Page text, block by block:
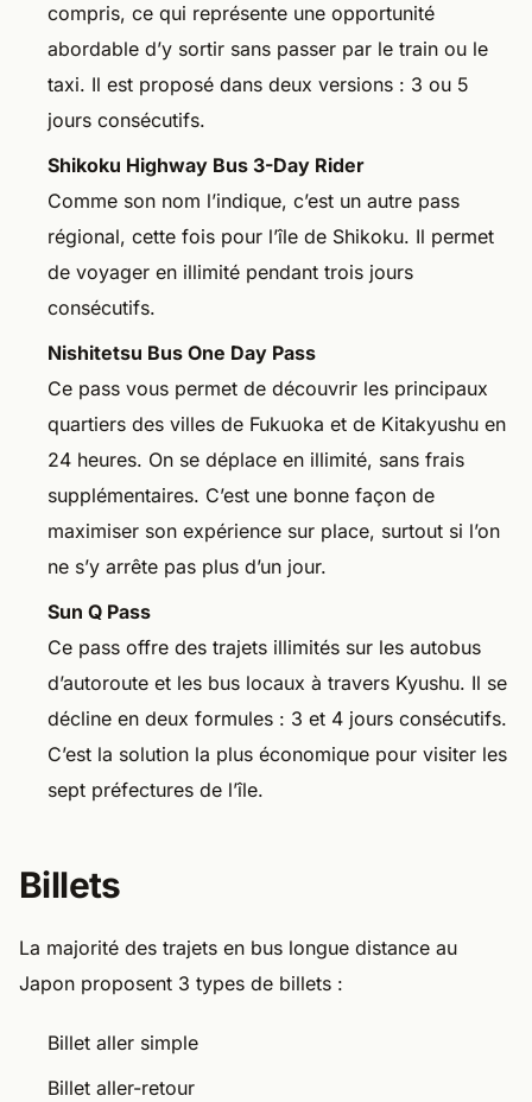
compris, ce qui représente une opportunité
abordable d’y sortir sans passer par le train ou le
taxi. Il est proposé dans deux versions : 3 ou 5
jours consécutifs.
Shikoku Highway Bus 3-Day Rider
Comme son nom l’indique, c’est un autre pass
régional, cette fois pour l’île de Shikoku. Il permet
de voyager en illimité pendant trois jours
consécutifs.
Nishitetsu Bus One Day Pass
Ce pass vous permet de découvrir les principaux
quartiers des villes de Fukuoka et de Kitakyushu en
24 heures. On se déplace en illimité, sans frais
supplémentaires. C’est une bonne façon de
maximiser son expérience sur place, surtout si l’on
ne s’y arrête pas plus d’un jour.
Sun Q Pass
Ce pass offre des trajets illimités sur les autobus
d’autoroute et les bus locaux à travers Kyushu. Il se
décline en deux formules : 3 et 4 jours consécutifs.
C’est la solution la plus économique pour visiter les
sept préfectures de l’île.
Billets
La majorité des trajets en bus longue distance au
Japon proposent 3 types de billets :
Billet aller simple
Billet aller-retour